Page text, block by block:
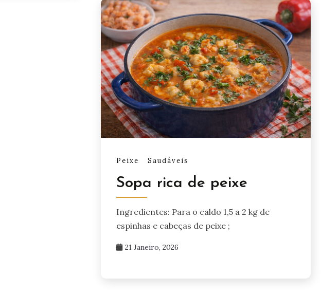
Peixe Saudáveis
Sopa rica de peixe
Ingredientes: Para o caldo 1,5 a 2 kg de
espinhas e cabeças de peixe ;
21 Janeiro, 2026